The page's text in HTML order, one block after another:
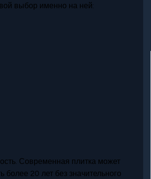
выбор именно на ней:
Современная плитка может
более 20 лет без значительного